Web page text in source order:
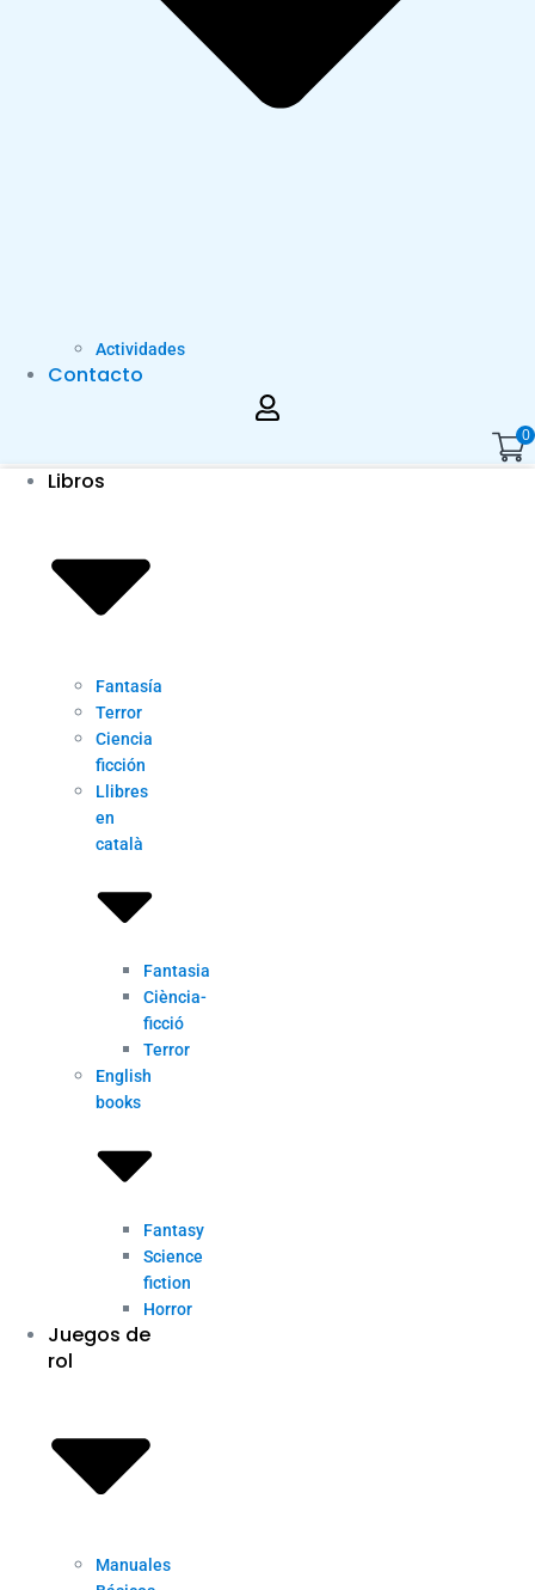
Actividades
Contacto
0
Libros
Fantasía
Terror
Ciencia
ficción
Llibres
en
català
Fantasia
Ciència-
ficció
Terror
English
books
Fantasy
Science
fiction
Horror
Juegos de
rol
Manuales